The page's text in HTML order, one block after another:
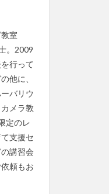
室
。2009
行って
他に、
バリウ
メラ教
定のレ
支援セ
講習会
頼もお